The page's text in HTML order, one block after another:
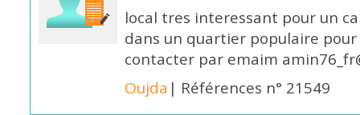
local tres interessant pour un
dans un quartier populaire
contacter par emaim
Oujda | Références n° 21549